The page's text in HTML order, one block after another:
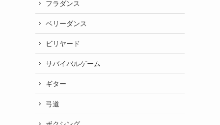
フラダンス
ベリーダンス
ビリヤード
サバイバルゲーム
ギター
弓道